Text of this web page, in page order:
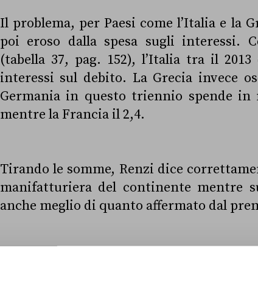
Il problema, per Paesi come l’Italia e la
poi eroso dalla spesa sugli interessi.
(tabella 37, pag. 152), l’Italia tra il
interessi sul debito. La Grecia invece
Germania in questo triennio spende
mentre la Francia il 2,4.
Tirando le somme, Renzi dice
manifatturiera del continente mentre
anche meglio di quanto affermato dal